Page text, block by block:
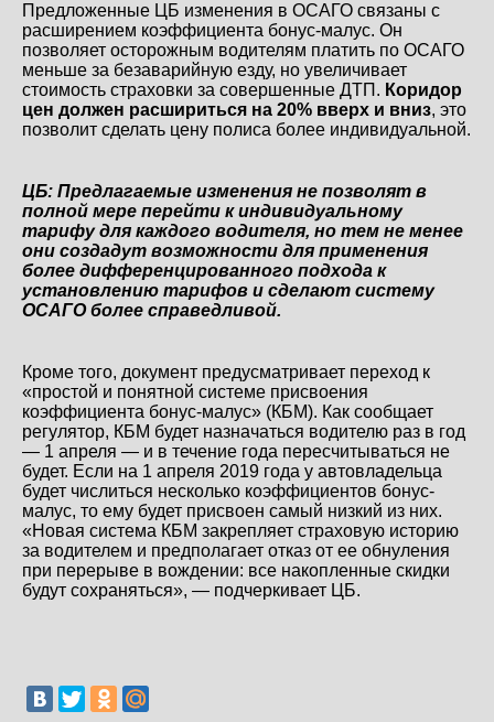
Предложенные ЦБ изменения в ОСАГО связаны с
расширением коэффициента бонус-малус. Он
позволяет осторожным водителям платить по ОСАГО
меньше за безаварийную езду, но увеличивает
стоимость страховки за совершенные ДТП. Коридор
цен должен расшириться на 20% вверх и вниз, это
позволит сделать цену полиса более индивидуальной.
ЦБ: Предлагаемые изменения не позволят в
полной мере перейти к индивидуальному
тарифу для каждого водителя, но тем не менее
они создадут возможности для применения
более дифференцированного подхода к
установлению тарифов и сделают систему
ОСАГО более справедливой.
Кроме того, документ предусматривает переход к
«простой и понятной системе присвоения
коэффициента бонус-малус» (КБМ). Как сообщает
регулятор, КБМ будет назначаться водителю раз в год
— 1 апреля — и в течение года пересчитываться не
будет. Если на 1 апреля 2019 года у автовладельца
будет числиться несколько коэффициентов бонус-
малус, то ему будет присвоен самый низкий из них.
«Новая система КБМ закрепляет страховую историю
за водителем и предполагает отказ от ее обнуления
при перерыве в вождении: все накопленные скидки
будут сохраняться», — подчеркивает ЦБ.